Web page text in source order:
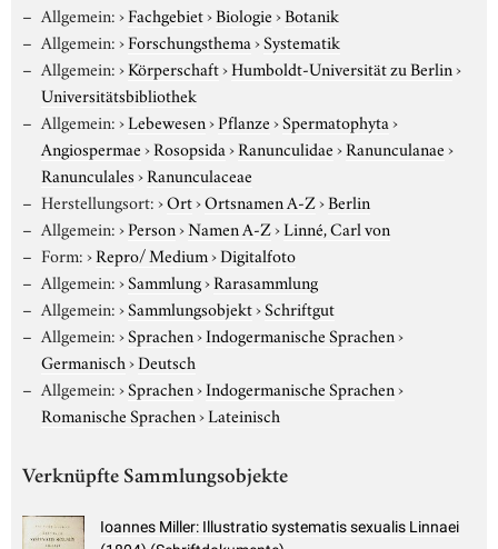
Allgemein:›Fachgebiet›Biologie›Botanik
Allgemein:›Forschungsthema›Systematik
Allgemein:›Körperschaft›Humboldt-Universität zu Berlin›
Universitätsbibliothek
Allgemein:›Lebewesen›Pflanze›Spermatophyta›
Angiospermae›Rosopsida›Ranunculidae›Ranunculanae›
Ranunculales›Ranunculaceae
Herstellungsort:›Ort›Ortsnamen A-Z›Berlin
Allgemein:›Person›Namen A-Z›Linné, Carl von
Form:›Repro/ Medium›Digitalfoto
Allgemein:›Sammlung›Rarasammlung
Allgemein:›Sammlungsobjekt›Schriftgut
Allgemein:›Sprachen›Indogermanische Sprachen›
Germanisch›Deutsch
Allgemein:›Sprachen›Indogermanische Sprachen›
Romanische Sprachen›Lateinisch
Verknüpfte Sammlungsobjekte
Ioannes Miller: Illustratio systematis sexualis Linnaei